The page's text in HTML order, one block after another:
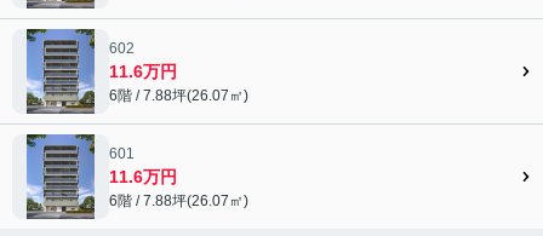
602
11.6万円
6階 / 7.88坪(26.07㎡)
601
11.6万円
6階 / 7.88坪(26.07㎡)